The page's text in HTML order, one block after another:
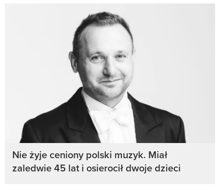
Nie żyje ceniony polski muzyk. Miał
zaledwie 45 lat i osierocił dwoje dzieci